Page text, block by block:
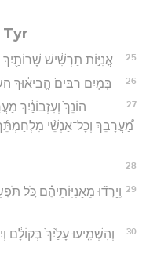
25 אֳנִיּ֣וֹת תַּרְשִׁ֔ישׁ
26 בְּמַ֤יִם רַבִּים֙ הֱבִיא֔וּךְ
27
הוֹנֵךְ֙ וְעִזְבוֹנַ֔יִךְ
מַ֠עֲרָבֵךְ וְכָל־אַנְשֵׁ֨י
28
29 וְֽיָרְד֞וּ מֵאָנִיּֽוֹתֵיהֶ֗ם כֹּ֚ל
30
וְהִשְׁמִ֤יעוּ עָלַ֙יִךְ֙ בְּקוֹלָ֔ם